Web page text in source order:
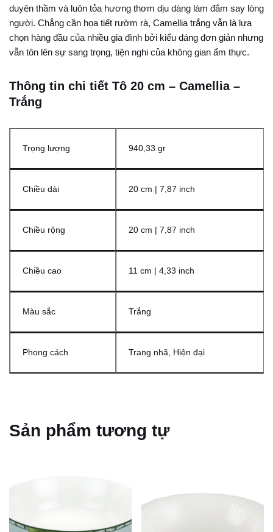
duyên thầm và luôn tỏa hương thơm dịu dàng làm đắm say lòng
người. Chẳng cần họa tiết rườm rà, Camellia trắng vẫn là lựa
chọn hàng đầu của nhiều gia đình bởi kiểu dáng đơn giản nhưng
vẫn tôn lên sự sang trọng, tiện nghi của không gian ẩm thực.
Thông tin chi tiết Tô 20 cm – Camellia –
Trắng
Trọng lượng 940,33 gr
Chiều dài 20 cm | 7,87 inch
Chiều rộng 20 cm | 7,87 inch
Chiều cao 11 cm | 4,33 inch
Màu sắc Trắng
Phong cách Trang nhã, Hiện đại
Sản phẩm tương tự